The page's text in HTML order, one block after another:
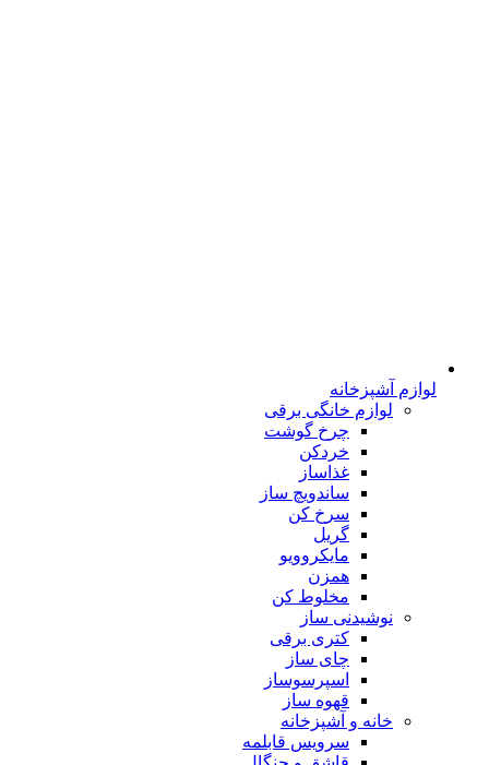
لوازم آشپزخانه
لوازم خانگی برقی
چرخ گوشت
خردکن
غذاساز
ساندویچ ساز
سرخ کن
گریل
مایکروویو
همزن
مخلوط کن
نوشیدنی ساز
کتری برقی
چای ساز
اسپرسوساز
قهوه ساز
خانه و آشپزخانه
سرویس قابلمه